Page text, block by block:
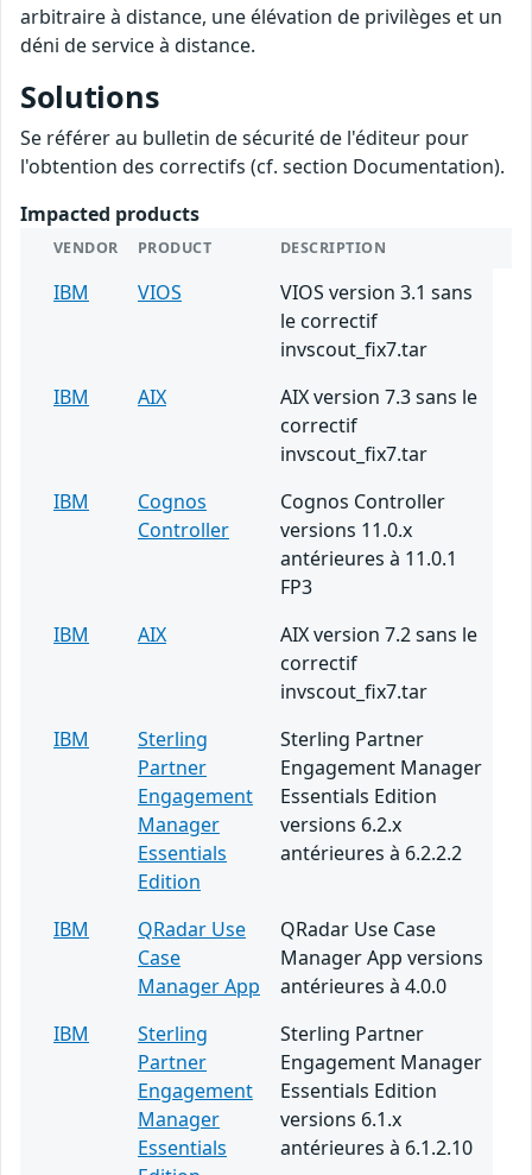
arbitraire à distance, une élévation de privilèges et un
déni de service à distance.
Solutions
Se référer au bulletin de sécurité de l'éditeur pour
l'obtention des correctifs (cf. section Documentation).
Impacted products
VENDOR PRODUCT DESCRIPTION
IBM VIOS
VIOS version 3.1 sans
le correctif
invscout_fix7.tar
IBM
AIX
AIX version 7.3 sans le
correctif
invscout_fix7.tar
IBM
Cognos
Controller
Cognos Controller
versions 11.0.x
antérieures à 11.0.1
FP3
IBM
AIX
AIX version 7.2 sans le
correctif
invscout_fix7.tar
IBM
Sterling
Partner
Engagement
Manager
Essentials
Edition
Sterling Partner
Engagement Manager
Essentials Edition
versions 6.2.x
antérieures à 6.2.2.2
IBM
QRadar Use
Case
Manager App
QRadar Use Case
Manager App versions
antérieures à 4.0.0
IBM
Sterling
Partner
Engagement
Manager
Essentials
Sterling Partner
Engagement Manager
Essentials Edition
versions 6.1.x
antérieures à 6.1.2.10